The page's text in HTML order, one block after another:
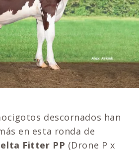
descornados han
en esta ronda de
Fitter PP (Drone P x